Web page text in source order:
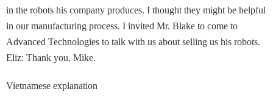
in the robots his company produces. I thought they might be helpful
in our manufacturing process. I invited Mr. Blake to come to
Advanced Technologies to talk with us about selling us his robots.
Eliz: Thank you, Mike.
Vietnamese explanation